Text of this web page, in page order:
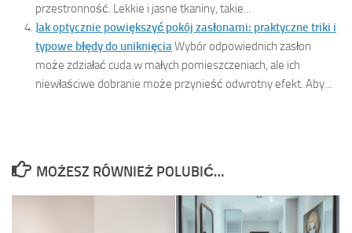
przestronność. Lekkie i jasne tkaniny, takie...
Jak optycznie powiększyć pokój zasłonami: praktyczne triki i
typowe błędy do uniknięciaWybór odpowiednich zasłon
może zdziałać cuda w małych pomieszczeniach, ale ich
niewłaściwe dobranie może przynieść odwrotny efekt. Aby...
MOŻESZ RÓWNIEŻ POLUBIĆ…